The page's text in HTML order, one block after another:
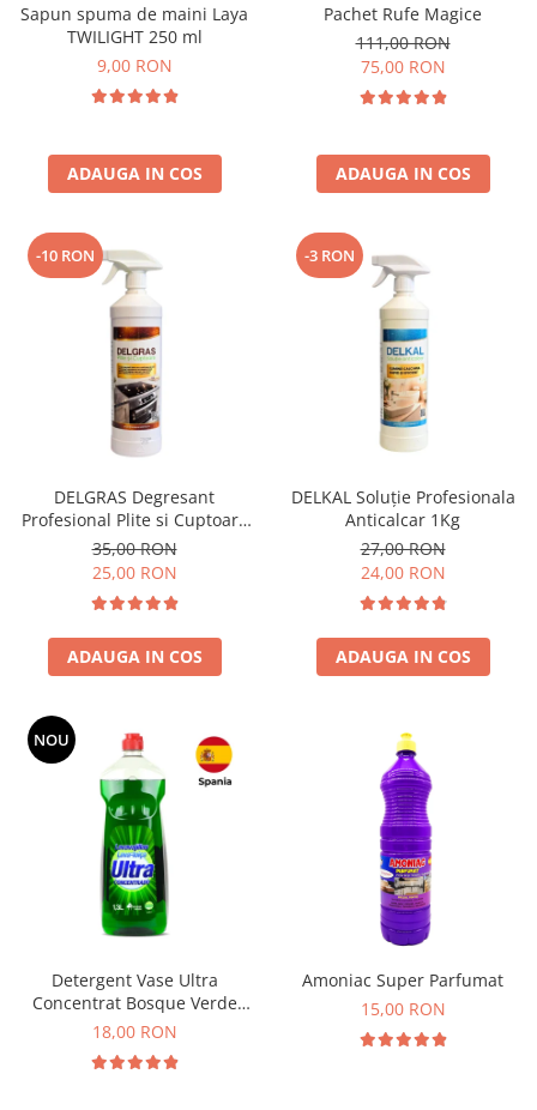
Sapun spuma de maini Laya
TWILIGHT 250 ml
9,00 RON
ADAUGA IN COS
Pachet Rufe Magice
111,00 RON
75,00 RON
ADAUGA IN COS
-10 RON
DELGRAS Degresant
Profesional Plite si Cuptoare
1L
35,00 RON
25,00 RON
ADAUGA IN COS
-3 RON
DELKAL Soluție Profesionala
Anticalcar 1Kg
27,00 RON
24,00 RON
ADAUGA IN COS
NOU
Detergent Vase Ultra
Concentrat Bosque Verde
Spania 1.3L
18,00 RON
Amoniac Super Parfumat
15,00 RON